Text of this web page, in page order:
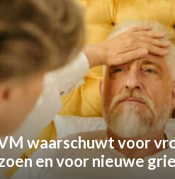
OPINIE
HUISARTSENPOST
PRAKTIJKZAKEN
TARIEVEN
VPHUISARTSEN
MEDISCHE
INLOGGEN
REGISTRATIE
waarschuwt voor
en voor nieuwe